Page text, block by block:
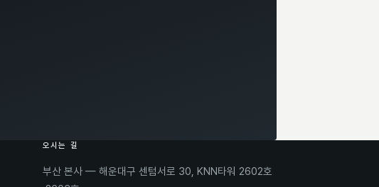
오시는 길
부산 본사 — 해운대구 센텀서로 30, KNN타워 2602호